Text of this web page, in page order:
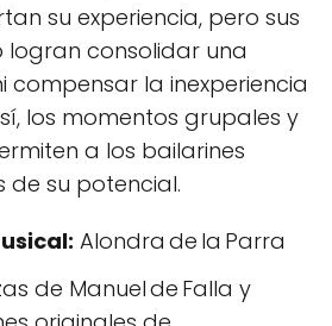
su experiencia, pero sus
logran consolidar una
la inexperiencia
los momentos grupales y
a los bailarines
de su potencial.
Alondra de la Parra
de Manuel de Falla y